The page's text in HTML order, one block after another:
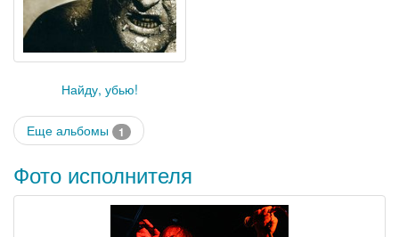
Найду, убью!
Еще альбомы 1
Фото исполнителя